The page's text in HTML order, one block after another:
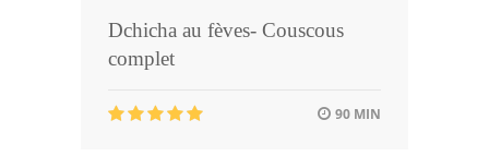
Dchicha au fèves- Couscous
complet
90 MIN